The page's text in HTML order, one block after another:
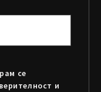
се
и